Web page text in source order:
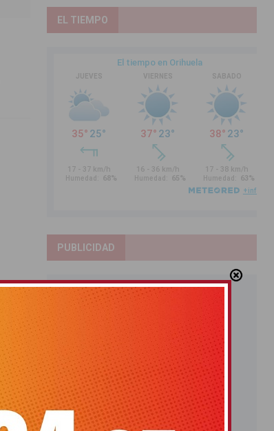
EL TIEMPO
PUBLICIDAD